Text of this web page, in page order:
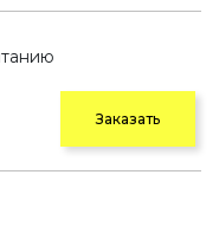
Заказать